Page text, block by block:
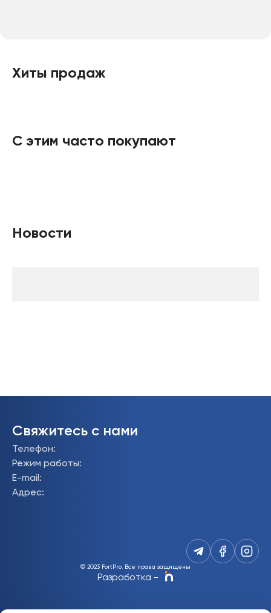
Хиты продаж
С этим часто покупают
Новости
Свяжитесь с нами
Телефон:
Режим работы:
E-mail :
Адрес:
© 2023 FortPro. Все права защищены
Разработка -